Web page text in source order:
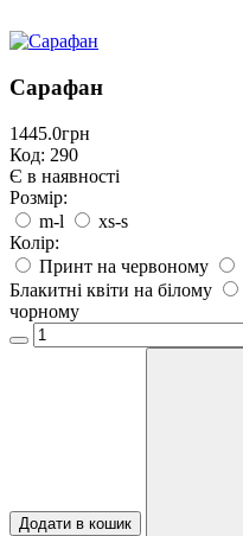
Сарафан
1445.0грн
Код: 290
Є в наявності
Розмір:
m-l
xs-s
Колір:
Принт на червоному
Блакитні квіти на білому
чорному
Додати в кошик